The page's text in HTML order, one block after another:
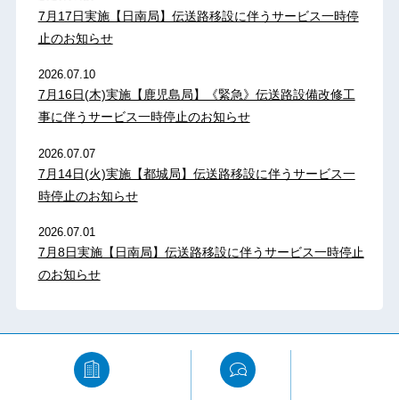
7月17日実施【日南局】伝送路移設に伴うサービス一時停
止のお知らせ
2026.07.10
7月16日(木)実施【鹿児島局】《緊急》伝送路設備改修工
事に伴うサービス一時停止のお知らせ
2026.07.07
7月14日(火)実施【都城局】伝送路移設に伴うサービス一
時停止のお知らせ
2026.07.01
7月8日実施【日南局】伝送路移設に伴うサービス一時停止
のお知らせ